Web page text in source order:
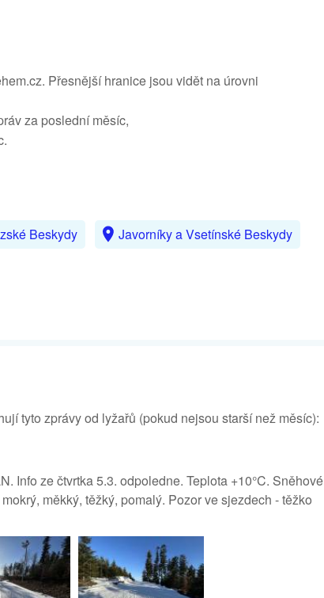
Přesnější hranice jsou vidět na úrovni
za poslední měsíc,
Beskydy
Javorníky a Vsetínské Beskydy
tyto zprávy od lyžařů (pokud nejsou starší než měsíc):
Info ze čtvrtka 5.3. odpoledne. Teplota +10°C. Sněhové
měkký, těžký, pomalý. Pozor ve sjezdech - těžko